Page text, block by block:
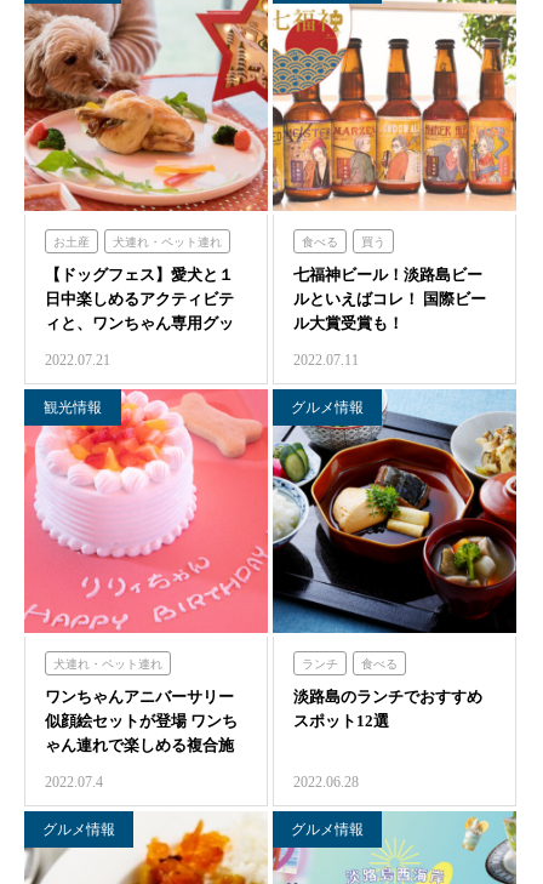
お土産 犬連れ・ペット連れ
買う 体験する
のじまスコーラ
【ドッグフェス】愛犬と１
日中楽しめるアクティビテ
ィと、ワンちゃん専用グッ
2022.07.21
食べる 買う
のじまスコーラ
七福神ビール！淡路島ビー
ルといえばコレ！ 国際ビー
ル大賞受賞も！
2022.07.11
観光情報
犬連れ・ペット連れ
体験する のじまスコーラ
ワンちゃんアニバーサリー
似顔絵セットが登場 ワンち
ゃん連れで楽しめる複合施
2022.07.4
グルメ情報
ランチ 食べる
フレンチの森
オーシャンテラス
農家レストラン「陽・燦燦」
クラフトサーカス
海神人の食卓
淡路島のランチでおすすめ
スポット12選
2022.06.28
グルメ情報 グルメ情報